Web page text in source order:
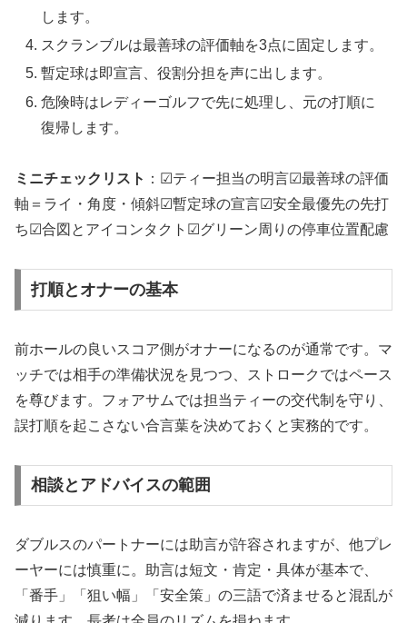
します。
スクランブルは最善球の評価軸を3点に固定します。
暫定球は即宣言、役割分担を声に出します。
危険時はレディーゴルフで先に処理し、元の打順に
復帰します。
ミニチェックリスト ：☑ティー担当の明言☑最善球の評価
軸＝ライ・角度・傾斜☑暫定球の宣言☑安全最優先の先打
ち☑合図とアイコンタクト☑グリーン周りの停車位置配慮
打順とオナーの基本
前ホールの良いスコア側がオナーになるのが通常です。マ
ッチでは相手の準備状況を見つつ、ストロークではペース
を尊びます。フォアサムでは担当ティーの交代制を守り、
誤打順を起こさない合言葉を決めておくと実務的です。
相談とアドバイスの範囲
ダブルスのパートナーには助言が許容されますが、他プレ
ーヤーには慎重に。助言は短文・肯定・具体が基本で、
「番手」「狙い幅」「安全策」の三語で済ませると混乱が